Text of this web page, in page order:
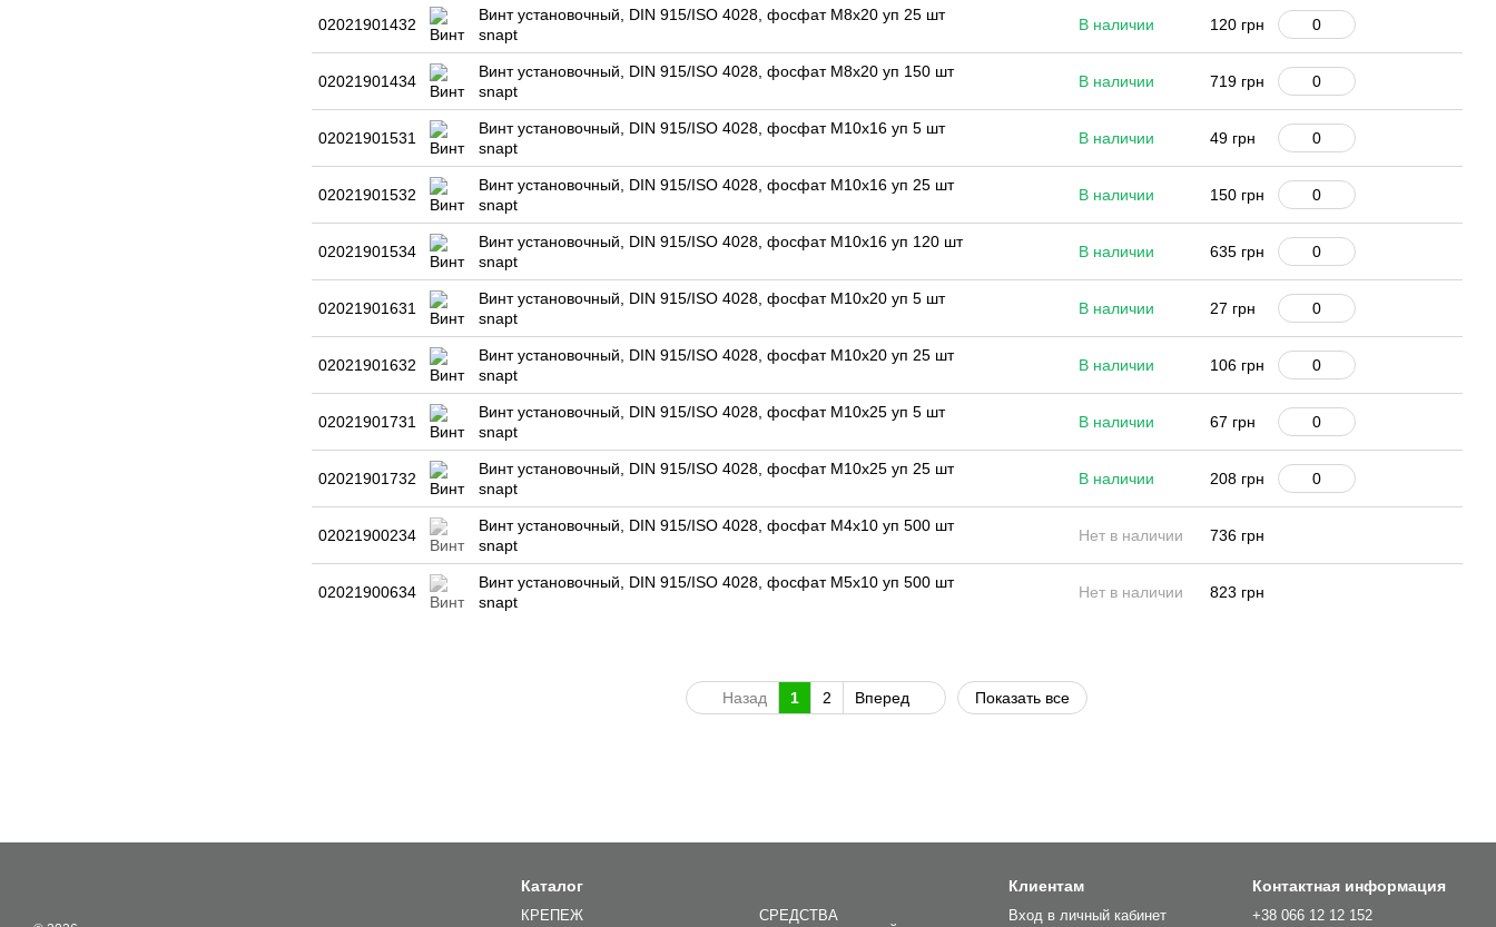
02021901432
Винт установочный, DIN 915/ISO 4028, фосфат M8x20 уп 25 шт
snapt
В наличии 120 грн
02021901434
Винт установочный, DIN 915/ISO 4028, фосфат M8x20 уп 150 шт
snapt
В наличии 719 грн
02021901531
Винт установочный, DIN 915/ISO 4028, фосфат M10x16 уп 5 шт
snapt
В наличии 49 грн
02021901532
Винт установочный, DIN 915/ISO 4028, фосфат M10x16 уп 25 шт
snapt
В наличии 150 грн
02021901534
Винт установочный, DIN 915/ISO 4028, фосфат M10x16 уп 120 шт
snapt
В наличии 635 грн
02021901631
Винт установочный, DIN 915/ISO 4028, фосфат M10x20 уп 5 шт
snapt
В наличии 27 грн
02021901632
Винт установочный, DIN 915/ISO 4028, фосфат M10x20 уп 25 шт
snapt
В наличии 106 грн
02021901731
Винт установочный, DIN 915/ISO 4028, фосфат M10x25 уп 5 шт
snapt
В наличии 67 грн
02021901732
Винт установочный, DIN 915/ISO 4028, фосфат M10x25 уп 25 шт
snapt
В наличии 208 грн
02021900234
Винт установочный, DIN 915/ISO 4028, фосфат M4x10 уп 500 шт
snapt
Нет в наличии 736 грн
02021900634
Винт установочный, DIN 915/ISO 4028, фосфат M5x10 уп 500 шт
snapt
Нет в наличии 823 грн
Назад 1 2 Вперед Показать все
Каталог
КРЕПЕЖ
СРЕДСТВА
Клиентам
Вход в личный кабинет
Контактная информация
+38 066 12 12 152